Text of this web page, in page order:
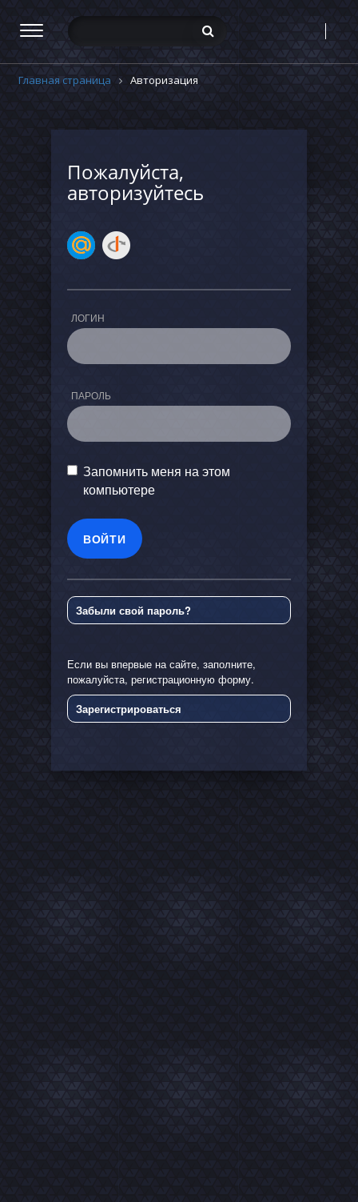
Главная страница Авторизация
Пожалуйста,
авторизуйтесь
ЛОГИН
ПАРОЛЬ
Запомнить меня на этом
компьютере
Забыли свой пароль?
Если вы впервые на сайте, заполните,
пожалуйста, регистрационную форму.
Зарегистрироваться